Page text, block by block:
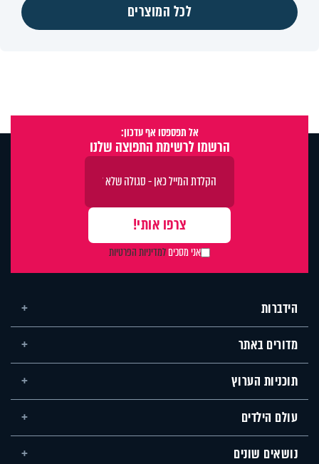
לכל המוצרים
אל תפספסו אף עדכון:
הרשמו לרשימת התפוצה שלנו
אני מסכיםלמדיניות הפרטיות
הידברות
מדורים באתר
תוכניות הערוץ
עולם הילדים
נושאים שונים